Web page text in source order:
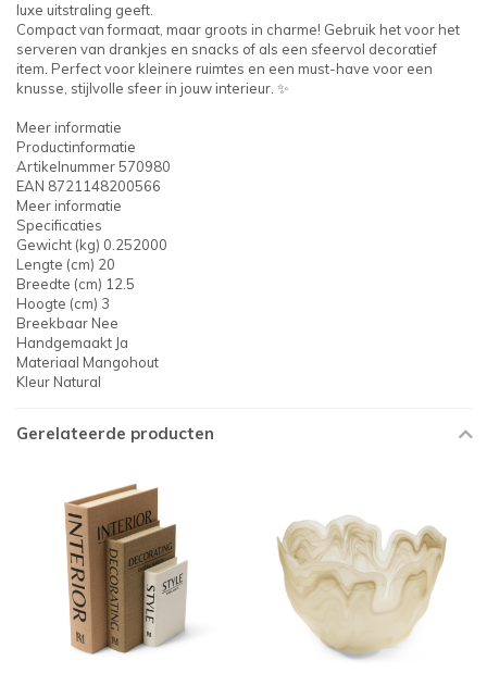
luxe uitstraling geeft.
Compact van formaat, maar groots in charme! Gebruik het voor het
serveren van drankjes en snacks of als een sfeervol decoratief
item. Perfect voor kleinere ruimtes en een must-have voor een
knusse, stijlvolle sfeer in jouw interieur. ✨
Meer informatie
Productinformatie
Artikelnummer 570980
EAN 8721148200566
Meer informatie
Specificaties
Gewicht (kg) 0.252000
Lengte (cm) 20
Breedte (cm) 12.5
Hoogte (cm) 3
Breekbaar Nee
Handgemaakt Ja
Materiaal Mangohout
Kleur Natural
Gerelateerde producten